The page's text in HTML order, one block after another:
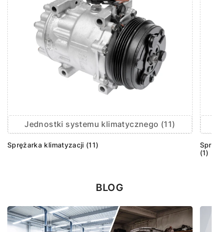
Jednostki systemu klimatycznego (11)
Sprężarka klimatyzacji (11)
(1)
BLOG